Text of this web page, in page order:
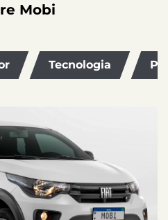
Mobi
Tecnologia